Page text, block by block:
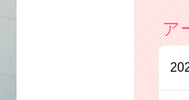
ア